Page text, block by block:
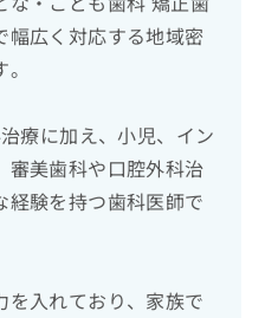
広く対応する地域密
療に加え、小児、イン
審美歯科や口腔外科治
験を持つ歯科医師で
を入れており、家族で